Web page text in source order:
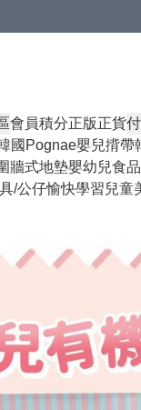
會員積分正版正貨
國Pognae嬰兒揹帶
牆式地墊嬰幼兒食品
/公仔愉快學習兒童